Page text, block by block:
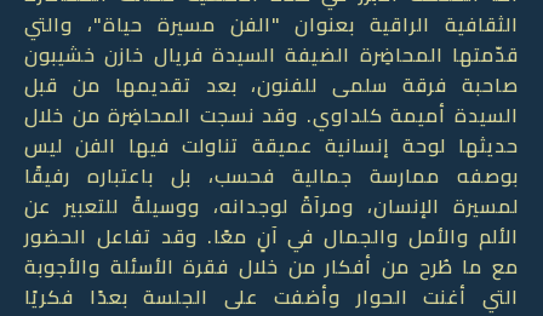
الثقافية الراقية بعنوان "الفن مسيرة حياة"، والتي
قدّمتها المحاضِرة الضيفة السيدة فريال خازن خشيبون
صاحبة فرقة سلمى للفنون، بعد تقديمها من قبل
السيدة أميمة كلداوي. وقد نسجت المحاضِرة من خلال
حديثها لوحة إنسانية عميقة تناولت فيها الفن ليس
بوصفه ممارسة جمالية فحسب، بل باعتباره رفيقًا
لمسيرة الإنسان، ومرآةً لوجدانه، ووسيلةً للتعبير عن
الألم والأمل والجمال في آنٍ معًا. وقد تفاعل الحضور
مع ما طُرح من أفكار من خلال فقرة الأسئلة والأجوبة
التي أغنت الحوار وأضفت على الجلسة بعدًا فكريًا